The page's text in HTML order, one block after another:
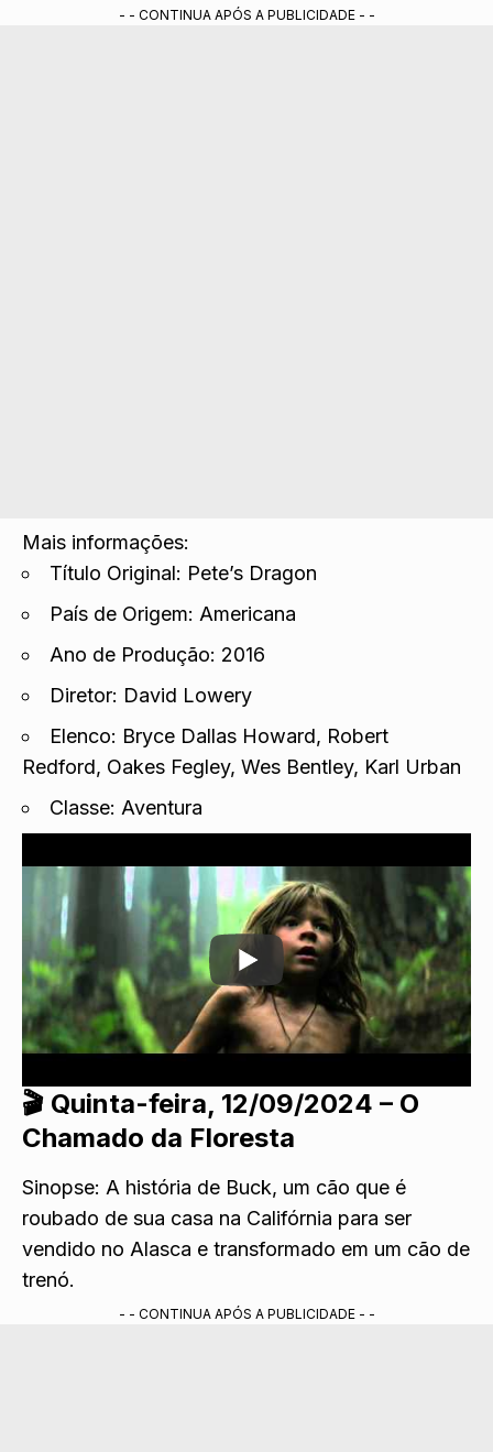
- - CONTINUA APÓS A PUBLICIDADE - -
Mais informações:
Título Original: Pete’s Dragon
País de Origem: Americana
Ano de Produção: 2016
Diretor: David Lowery
Elenco: Bryce Dallas Howard, Robert
Redford, Oakes Fegley, Wes Bentley, Karl Urban
Classe: Aventura
🎬 Quinta-feira, 12/09/2024 – O
Chamado da Floresta
Sinopse: A história de Buck, um cão que é
roubado de sua casa na Califórnia para ser
vendido no Alasca e transformado em um cão de
trenó.
- - CONTINUA APÓS A PUBLICIDADE - -